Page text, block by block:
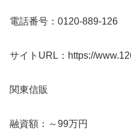
電話番号：0120-889-126
サイトURL：https://
関東信販
融資額：～99万円